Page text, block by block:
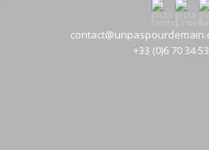
+33 (0)6 70 34